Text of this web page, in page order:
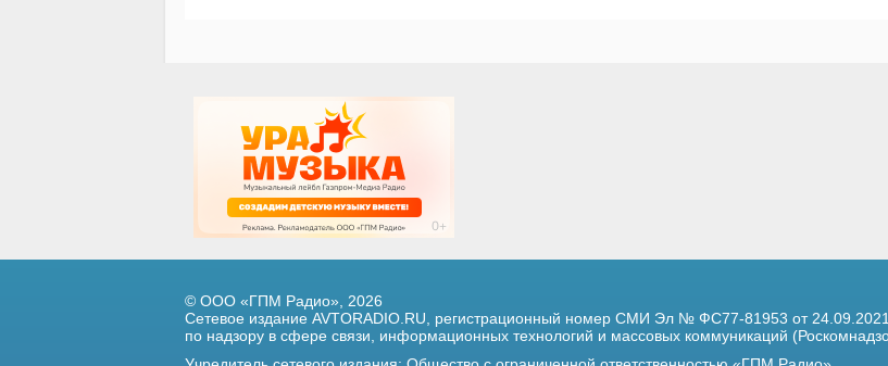
© ООО «ГПМ Радио», 2026
Сетевое издание AVTORADIO.RU, регистрационный номер СМИ Эл № ФС77-81953 от
по надзору в сфере связи, информационных технологий и массовых коммуникаций